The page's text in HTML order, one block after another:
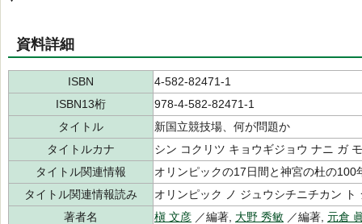
資料詳細
ISBN
4-582-82471-1
ISBN13桁
978-4-582-82471-1
タイトル
新国立競技場、何が問題か
タイトルカナ
シン コクリツ キョウギジョウ ナニ ガ
タイトル関連情報
オリンピックの17日間と神宮の杜の100
タイトル関連情報読み
オリンピック ノ ジュウシチニチカン
著者名
槇 文彦 ／編著, 大野 秀敏 ／編著, 元倉